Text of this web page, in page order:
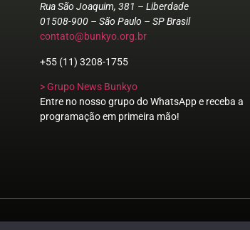
Rua São Joaquim, 381 – Liberdade
01508-900 – São Paulo – SP Brasil
contato@bunkyo.org.br
+55 (11) 3208-1755
> Grupo News Bunkyo
Entre no nosso grupo do WhatsApp e receba a
programação em primeira mão!